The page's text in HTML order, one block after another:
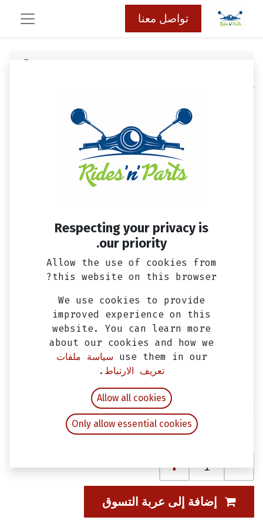
تواصل معنا
كافة المنتجات
2 و سكوتر GY6-150 SYM
EGP شامل ضريبة القيمة المضافة
إضافة إلى عربة التسوق
Respecting your privacy is
our priority.
Allow the use of cookies from
this website on this browser?
We use cookies to provide
improved experience on this
website. You can learn more
about our cookies and how we
use them in our سياسة ملفات
تعريف الارتباط .
Allow all cookies
Only allow essential cookies